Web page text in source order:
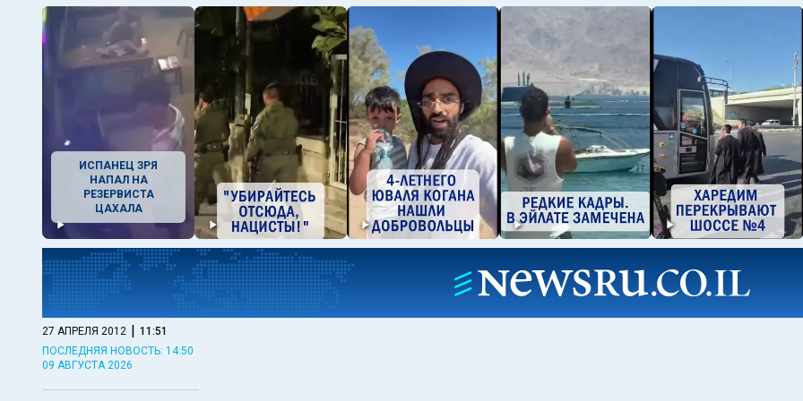
ИСПАНЕЦ ЗРЯ
НАПАЛ НА
РЕЗЕРВИСТА
ЦАХАЛА
27 АПРЕЛЯ 2012 | 11:51
ПОСЛЕДНЯЯ НОВОСТЬ: 14:50
09 АВГУСТА 2026